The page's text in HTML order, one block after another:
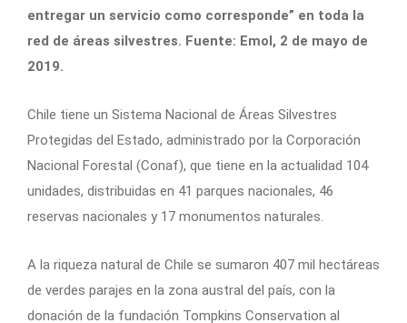
entregar un servicio como corresponde” en toda la
red de áreas silvestres. Fuente: Emol, 2 de mayo de
2019.
Chile tiene un Sistema Nacional de Áreas Silvestres
Protegidas del Estado, administrado por la Corporación
Nacional Forestal (Conaf), que tiene en la actualidad 104
unidades, distribuidas en 41 parques nacionales, 46
reservas nacionales y 17 monumentos naturales.
A la riqueza natural de Chile se sumaron 407 mil hectáreas
de verdes parajes en la zona austral del país, con la
donación de la fundación Tompkins Conservation al